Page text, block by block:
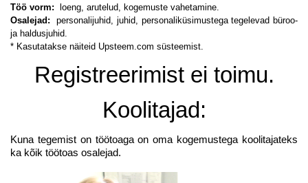
Töö vorm: loeng, arutelud, kogemuste vahetamine.
Osalejad:
personalijuhid, juhid, personaliküsimustega tegelevad büroo-
ja haldusjuhid.
* Kasutatakse näiteid Upsteem.com süsteemist.
Registreerimist ei toimu.
Koolitajad:
Kuna tegemist on töötoaga on oma kogemustega koolitajateks
ka kõik töötoas osalejad.